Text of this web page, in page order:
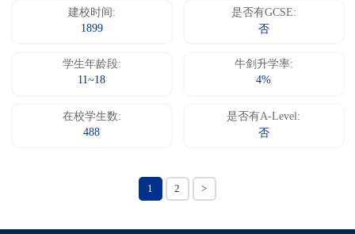
建校时间:
1899
是否有GCSE:
否
学生年龄段:
11~18
牛剑升学率:
4%
在校学生数:
488
是否有A-Level:
否
1 2 >